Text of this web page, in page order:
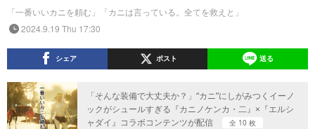
「一番いいカニを頼む」「カニは言っている。全てを救えと」
2024.9.19 Thu 17:30
シェア ポスト 送る
「そんな装備で大丈夫か？」“カニ”にしがみつくイーノ
ックがシュールすぎる『カニノケンカ・二』×『エルシ
ャダイ』コラボコンテンツが配信
全 10 枚